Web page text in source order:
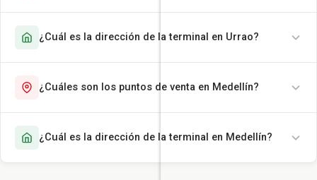
¿Cuál es la dirección de la terminal en Urrao?
¿Cuáles son los puntos de venta en Medellín?
¿Cuál es la dirección de la terminal en Medellín?